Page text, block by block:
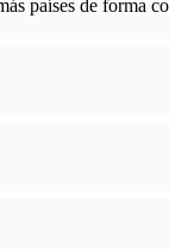
países de forma